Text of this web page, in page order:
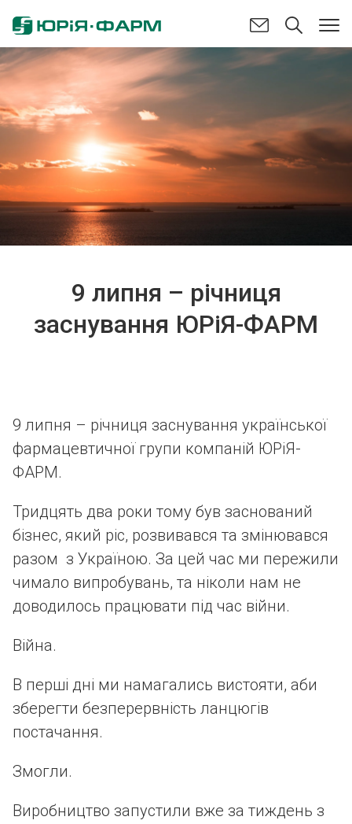
9 липня – річниця
заснування ЮРіЯ-ФАРМ
9 липня – річниця заснування української
фармацевтичної групи компаній ЮРіЯ-
ФАРМ.
Тридцять два роки тому був заснований
бізнес, який ріс, розвивався та змінювався
разом з Україною. За цей час ми пережили
чимало випробувань, та ніколи нам не
доводилось працювати під час війни.
Війна.
В перші дні ми намагались вистояти, аби
зберегти безперервність ланцюгів
постачання.
Змогли.
Виробництво запустили вже за тиждень з